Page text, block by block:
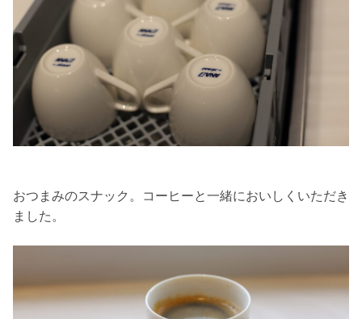
おつまみのスナック。コーヒーと一緒においしくいただき
ました。